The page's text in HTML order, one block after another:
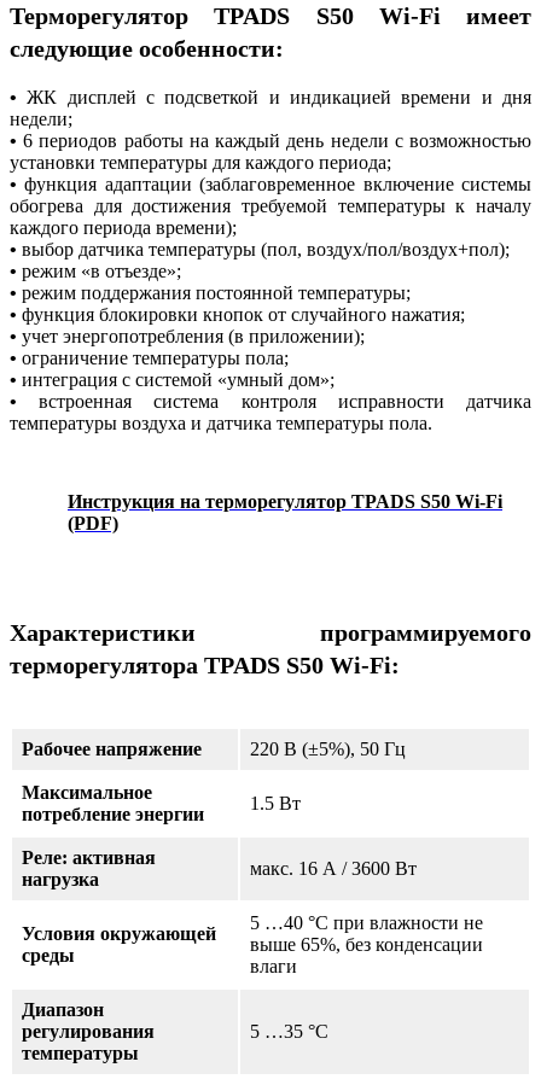
Терморегулятор TPADS S50 Wi-Fi имеет
следующие особенности:
•ЖК дисплей с подсветкой и индикацией времени и дня
недели;
•6 периодов работы на каждый день недели с возможностью
установки температуры для каждого периода;
•функция адаптации (заблаговременное включение системы
обогрева для достижения требуемой температуры к началу
каждого периода времени);
• выбор датчика температуры (пол, воздух/пол/воздух+пол);
• режим «в отъезде»;
• режим поддержания постоянной температуры;
• функция блокировки кнопок от случайного нажатия;
• учет энергопотребления (в приложении);
• ограничение температуры пола;
• интеграция с системой «умный дом»;
•встроенная система контроля исправности датчика
температуры воздуха и датчика температуры пола.
Инструкция на терморегулятор TPADS S50 Wi-Fi
(PDF)
Характеристики программируемого
терморегулятора TPADS S50 Wi-Fi:
Рабочее напряжение 220 В (±5%), 50 Гц
Максимальное
потребление энергии
1.5 Вт
Реле: активная
нагрузка
макс. 16 А / 3600 Вт
Условия окружающей
среды
5 …40 °С при влажности не
выше 65%, без конденсации
влаги
Диапазон
регулирования
температуры
5 …35 °С